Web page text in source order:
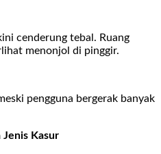
cenderung tebal. Ruang
menonjol di pinggir.
pengguna bergerak banyak
Jenis Kasur